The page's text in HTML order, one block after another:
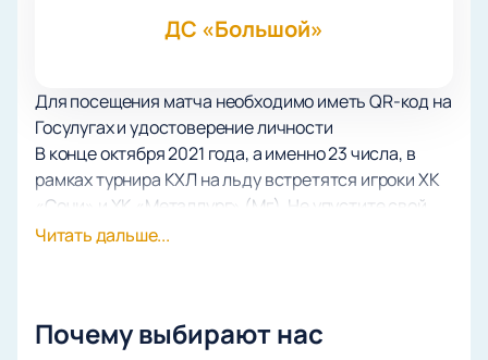
ДС «Большой»
Для посещения матча необходимо иметь QR-код на
Госулугах и удостоверение личности
В конце октября 2021 года, а именно 23 числа, в
рамках турнира КХЛ на льду встретятся игроки ХК
«Сочи» и ХК «Металлург» (Мг). Не упустите свой
шанс стать свидетелем самой яркой игры сезона –
Хоккеисты из Южной столицы России – игроки
Читать дальше...
Почему выбирают нас